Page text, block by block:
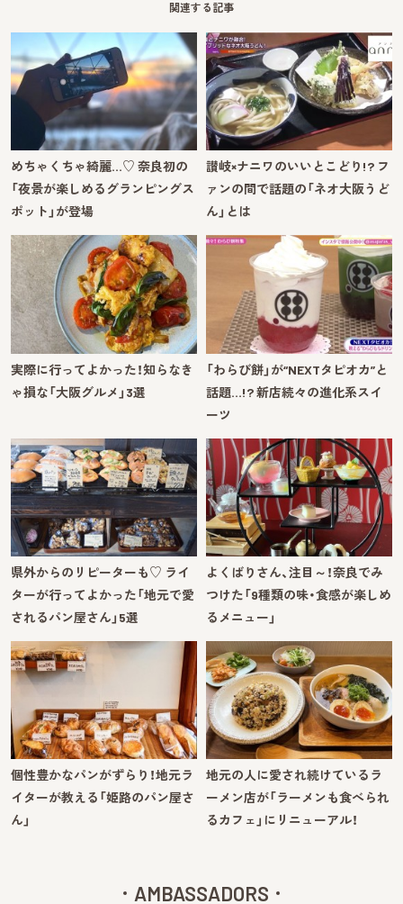
関連する記事
めちゃくちゃ綺麗…♡ 奈良初の
「夜景が楽しめるグランピングス
ポット」が登場
讃岐×ナニワのいいとこどり!? フ
ァンの間で話題の「ネオ大阪うど
ん」とは
実際に行ってよかった！知らなき
ゃ損な「大阪グルメ」3選
「わらび餅」が“NEXTタピオカ”と
話題…!? 新店続々の進化系スイ
ーツ
県外からのリピーターも♡ ライ
ターが行ってよかった「地元で愛
されるパン屋さん」5選
よくばりさん、注目～！奈良でみ
つけた「9種類の味・食感が楽しめ
るメニュー」
個性豊かなパンがずらり！地元ラ
イターが教える「姫路のパン屋さ
ん」
地元の人に愛され続けているラ
ーメン店が「ラーメンも食べられ
るカフェ」にリニューアル！
AMBASSADORS